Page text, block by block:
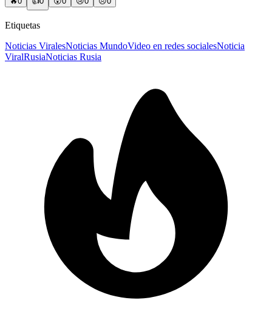
Etiquetas
Noticias ViralesNoticias MundoVideo en redes socialesNoticia
ViralRusiaNoticias Rusia